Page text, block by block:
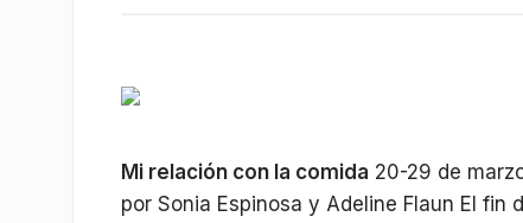
Mi relación con la comida 20-29 de
por Sonia Espinosa y Adeline Flaun El